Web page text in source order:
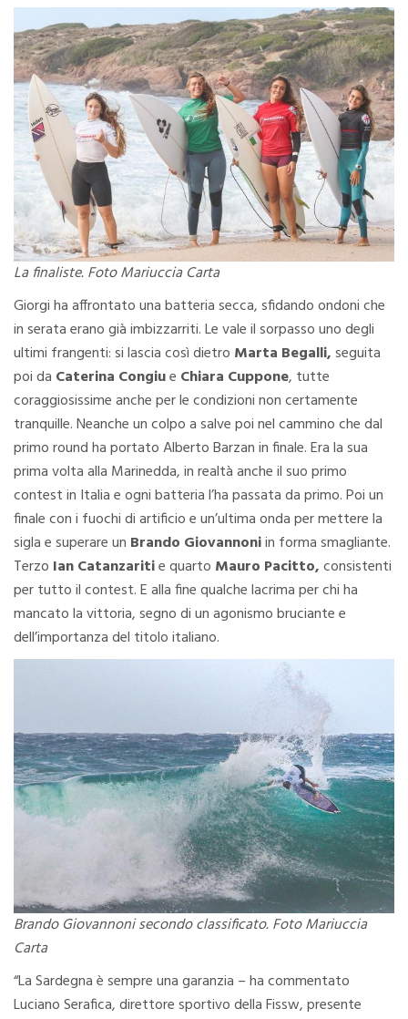
La finaliste. Foto Mariuccia Carta
Giorgi ha affrontato una batteria secca, sfidando ondoni che
in serata erano già imbizzarriti. Le vale il sorpasso uno degli
ultimi frangenti: si lascia così dietro Marta Begalli,seguita
poi da Caterina Congiue Chiara Cuppone, tutte
coraggiosissime anche per le condizioni non certamente
tranquille. Neanche un colpo a salve poi nel cammino che dal
primo round ha portato Alberto Barzan in finale. Era la sua
prima volta alla Marinedda, in realtà anche il suo primo
contest in Italia e ogni batteria l’ha passata da primo. Poi un
finale con i fuochi di artificio e un’ultima onda per mettere la
sigla e superare un Brando Giovannoniin forma smagliante.
Terzo Ian Catanzaritie quarto Mauro Pacitto,consistenti
per tutto il contest. E alla fine qualche lacrima per chi ha
mancato la vittoria, segno di un agonismo bruciante e
dell’importanza del titolo italiano.
Brando Giovannoni secondo classificato. Foto Mariuccia
Carta
“La Sardegna è sempre una garanzia – ha commentato
Luciano Serafica, direttore sportivo della Fissw, presente